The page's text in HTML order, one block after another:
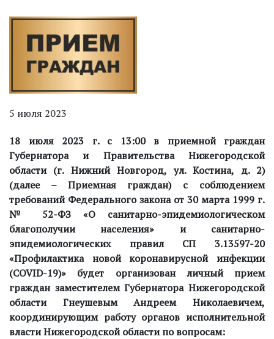
5 июля 2023
18 июля 2023 г. с 13:00 в приемной граждан
Губернатора и Правительства Нижегородской
области (г. Нижний Новгород, ул. Костина, д. 2)
(далее – Приемная граждан) с соблюдением
требований Федерального закона от 30 марта 1999 г.
№ 52-ФЗ «О санитарно-эпидемиологическом
благополучии населения» и санитарно-
эпидемиологических правил СП 3.13597-20
«Профилактика новой коронавирусной инфекции
(COVID-19)» будет организован личный прием
граждан заместителем Губернатора Нижегородской
областиГнеушевым Андреем Николаевичем,
координирующим работу органов исполнительной
власти Нижегородской области по вопросам: